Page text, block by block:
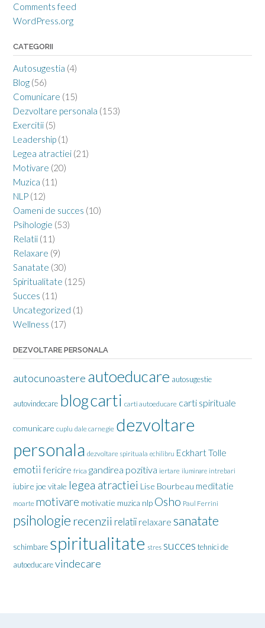
Comments feed
WordPress.org
CATEGORII
Autosugestia (4)
Blog (56)
Comunicare (15)
Dezvoltare personala (153)
Exercitii (5)
Leadership (1)
Legea atractiei (21)
Motivare (20)
Muzica (11)
NLP (12)
Oameni de succes (10)
Psihologie (53)
Relatii (11)
Relaxare (9)
Sanatate (30)
Spiritualitate (125)
Succes (11)
Uncategorized (1)
Wellness (17)
DEZVOLTARE PERSONALA
autocunoastere autoeducare autosugestie
autovindecare blogcarti carti autoeducare carti spirituale
comunicare cuplu dale carnegie dezvoltare
personala dezvoltare spirituala echilibru Eckhart Tolle
emotii fericire frica gandirea pozitiva iertare iluminare intrebari
iubire joe vitale legea atractiei Lise Bourbeau meditatie
moarte motivare motivatie muzica nlp Osho Paul Ferrini
psihologie recenzii relatii relaxare sanatate
schimbare spiritualitate stres succes tehnici de
autoeducarevindecare